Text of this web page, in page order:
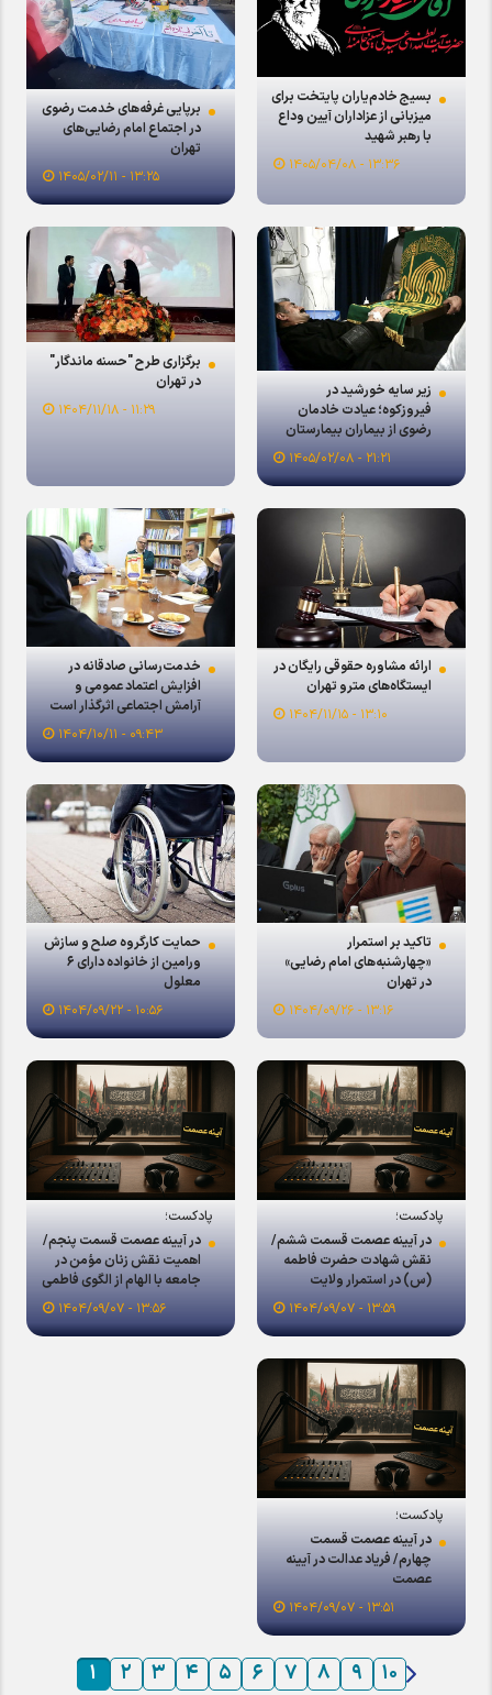
بسیج خادم‌یاران پایتخت برای
میزبانی از عزاداران آیین وداع
با رهبر شهید
۱۳:۳۶ - ۱۴۰۵/۰۴/۰۸
برپایی غرفه‌های خدمت رضوی
در اجتماع امام رضایی‌های
تهران
۱۳:۲۵ - ۱۴۰۵/۰۲/۱۱
زیر سایه خورشید در
فیروزکوه؛ عیادت خادمان
رضوی از بیماران بیمارستان
امام خمینی(ره)/ گزارش
۲۱:۲۱ - ۱۴۰۵/۰۲/۰۸
برگزاری طرح "حسنه ماندگار"
در تهران
۱۱:۲۹ - ۱۴۰۴/۱۱/۱۸
ارائه مشاوره حقوقی رایگان در
ایستگاه‌های مترو تهران
۱۳:۱۰ - ۱۴۰۴/۱۱/۱۵
خدمت‌رسانی صادقانه در
افزایش اعتماد عمومی و
آرامش اجتماعی اثرگذار است
۰۹:۴۳ - ۱۴۰۴/۱۰/۱۱
تاکید بر استمرار
«چهارشنبه‌های امام رضایی»
در تهران
۱۳:۱۶ - ۱۴۰۴/۰۹/۲۶
حمایت کارگروه صلح و سازش
ورامین از خانواده دارای ۶
معلول
۱۰:۵۶ - ۱۴۰۴/۰۹/۲۲
پادکست؛
در آیینه عصمت قسمت ششم/
نقش شهادت حضرت فاطمه
(س) در استمرار ولایت
۱۳:۵۹ - ۱۴۰۴/۰۹/۰۷
پادکست؛
در آیینه عصمت قسمت پنجم/
اهمیت نقش زنان مؤمن در
جامعه با الهام از الگوی فاطمی
۱۳:۵۶ - ۱۴۰۴/۰۹/۰۷
پادکست؛
در آیینه عصمت قسمت
چهارم/ فریاد عدالت در آیینه
عصمت
۱۳:۵۱ - ۱۴۰۴/۰۹/۰۷
۱ ۲ ۳ ۴ ۵ ۶ ۷ ۸ ۹ ۱۰